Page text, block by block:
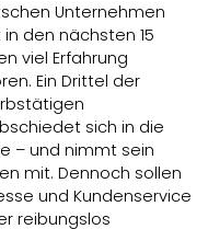
Unternehmen
den nächsten 15
viel Erfahrung
Ein Drittel der
sich in die
– und nimmt sein
mit. Dennoch sollen
und Kundenservice
reibungslos